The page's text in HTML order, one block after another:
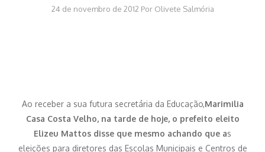
24 de novembro de 2012 Por Olivete Salmória
Ao receber a sua futura secretária da Educação,Marimilia
Casa Costa Velho, na tarde de hoje, o prefeito eleito
Elizeu Mattos disse que mesmo achando que as
eleições para diretores das Escolas Municipais e Centros de